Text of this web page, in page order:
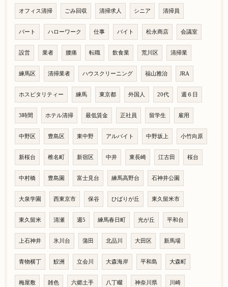
オフィス清掃 ごみ回収 清掃求人 シニア 清掃員
パート ハローワーク 仕事 バイト 松永商店 会議室
設営 業者 腰痛 転職 飲食業 荒川区 清掃業
練馬区 清掃業者 ハウスクリーニング 福山雅治 JRA
ホスピタリティー 練馬 東京都 外国人 20代 週６日
3時間 ホテル清掃 最低賃金 正社員 留学生 雇用
中野区 豊島区 東中野 アルバイト 中野坂上 小竹向原
新桜台 椎名町 新宿区 中井 東長崎 江古田 桜台
中村橋 豊島園 富士見台 練馬高野台 石神井公園
大泉学園 西東京市 保谷 ひばりが丘 東久留米市
東久留米 清瀬 週5 練馬春日町 光が丘 平和台
上石神井 氷川台 蒲田 北品川 大田区 新馬場
青物横丁 鮫洲 立会川 大森海岸 平和島 大森町
梅屋敷 雑色 六郷土手 八丁畷 神奈川県 川崎